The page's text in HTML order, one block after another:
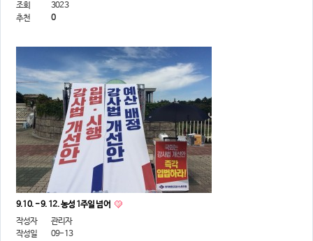
조회
3023
추천
0
9.10. - 9. 12. 농성 1주일 넘어
작성자
관리자
작성일
09-13